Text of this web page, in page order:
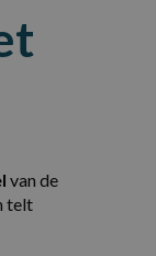
van de
telt